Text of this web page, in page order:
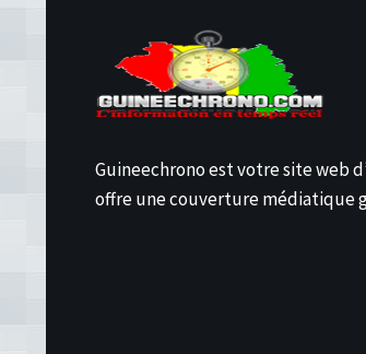
Guineechrono est votre site web
offre une couverture médiatique